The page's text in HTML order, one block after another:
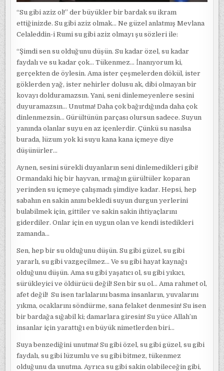
“Su gibi aziz ol!” der büyükler bir bardak su ikram
ettiğinizde. Su gibi aziz olmak… Ne güzel anlatmış Mevlana
Celaleddin-i Rumi su gibi aziz olmayı şu sözleri ile:
“Şimdi sen su olduğunu düşün. Su kadar özel, su kadar
faydalı ve su kadar çok… Tükenmez… İnanıyorum ki,
gerçekten de öylesin. Ama ister çeşmelerden dökül, ister
göklerden yağ, ister nehirler dolusu ak, dibi olmayan bir
kovayı dolduramazsın. Yani, seni dinlemeyenlere sesini
duyuramazsın… Unutma! Daha çok bağırdığında daha çok
dinlenmezsin… Gürültünün parçası olursun sadece. Suyun
yanında olanlar suyu en az içenlerdir. Çünkü su nasılsa
burada, lüzum yok ki suyu kana kana içmeye diye
düşünürler…
Aynen, sesini sürekli duyanların seni dinlemedikleri gibi!
Ormandaki hiç bir hayvan, ırmağın gürültüler koparan
yerinden su içmeye çalışmadı şimdiye kadar. Hepsi, hep
sabahın en sakin anını bekledi suyun durgun yerlerini
bulabilmek için, gittiler ve sakin sakin ihtiyaçlarını
giderdiler. Onlar için en uygun olan ve kendi istedikleri
zamanda…
Sen, hep bir su olduğunu düşün. Su gibi güzel, su gibi
yararlı, su gibi vazgeçilmez… Ve su gibi hayat kaynağı
olduğunu düşün. Ama su gibi yaşatıcı ol, su gibi yıkıcı,
sürükleyici ve öldürücü değil! Sen bir su ol… Ama rahmet ol,
afet değil! Su isen tarlalarını basma insanların, yuvalarını
yıkma, ocaklarını söndürme, sana felaket denmesin! Su isen
bir bardağa sığabil ki; damarlara giresin! Su yüce Allah’ın
insanlar için yarattığı en büyük nimetlerden biri…
Suya benzediğini unutma! Su gibi özel, su gibi güzel, su gibi
faydalı, su gibi lüzumlu ve su gibi bitmez, tükenmez
olduğunu da unutma. Ayrıca su gibi sakin olabileceğin gibi,